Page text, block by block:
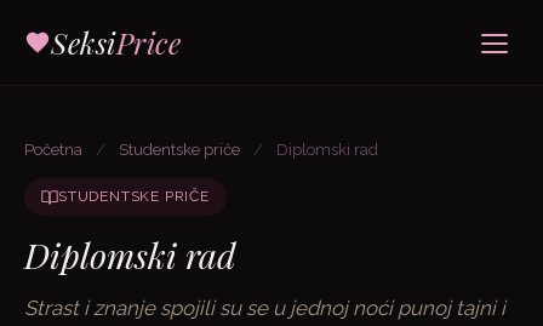
SeksiPrice
Početna / Studentske priče / Diplomski rad
STUDENTSKE PRIČE
Diplomski rad
Strast i znanje spojili su se u jednoj noći punoj tajni i